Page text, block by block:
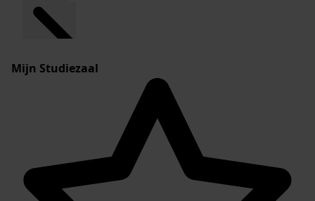
Mijn Studiezaal